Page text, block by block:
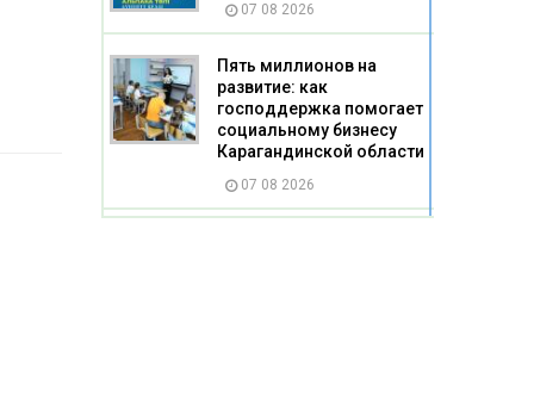
07 08 2026
Пять миллионов на
развитие: как
господдержка помогает
социальному бизнесу
Карагандинской области
07 08 2026